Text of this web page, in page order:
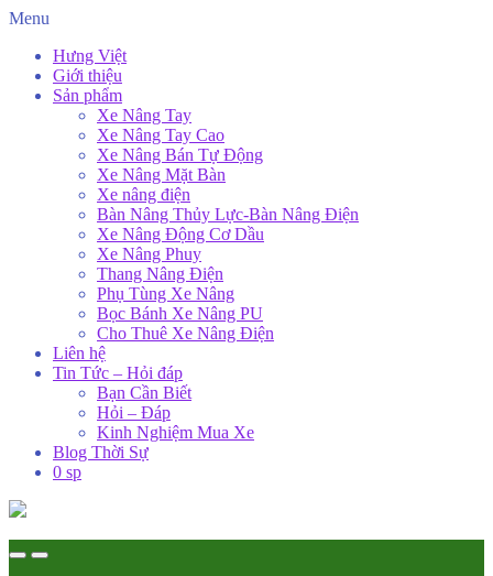
Menu
Hưng Việt
Giới thiệu
Sản phẩm
Xe Nâng Tay
Xe Nâng Tay Cao
Xe Nâng Bán Tự Động
Xe Nâng Mặt Bàn
Xe nâng điện
Bàn Nâng Thủy Lực-Bàn Nâng Điện
Xe Nâng Động Cơ Dầu
Xe Nâng Phuy
Thang Nâng Điện
Phụ Tùng Xe Nâng
Bọc Bánh Xe Nâng PU
Cho Thuê Xe Nâng Điện
Liên hệ
Tin Tức – Hỏi đáp
Bạn Cần Biết
Hỏi – Đáp
Kinh Nghiệm Mua Xe
Blog Thời Sự
0 sp